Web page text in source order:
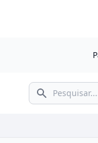
Pesquisar